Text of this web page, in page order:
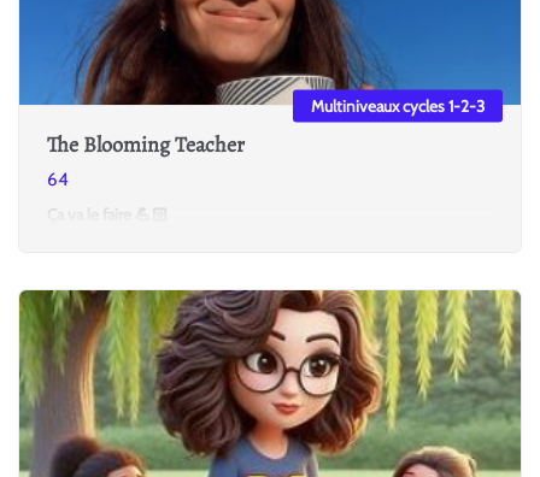
The Blooming Teacher
64
Ça va le faire 💪🏻
Multiniveaux cycles 1-2-3